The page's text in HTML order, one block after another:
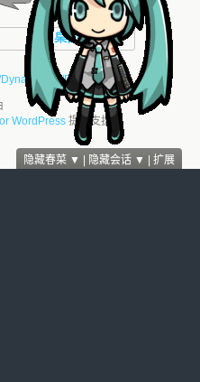
桌面
DynaFont.js
WordPress 提供支援
隐藏春菜 ▼ 隐藏会话 ▼ 扩展